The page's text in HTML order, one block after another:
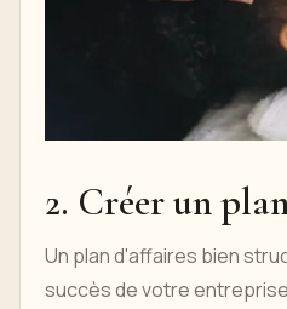
2. Créer un
Un plan d'affaires bien
succès de votre